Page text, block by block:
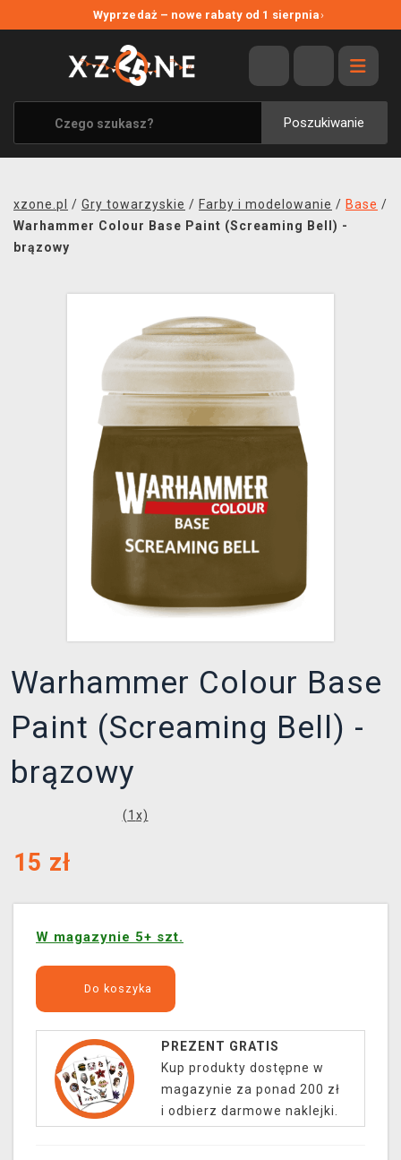
Wyprzedaż – nowe rabaty od 1 sierpnia›
Poszukiwanie
WYPRZEDAŻ
WSZYSTKIE MARKI
XZONE ORIGINALS
UBRANIA I AKCESORIA
SOUNDTRACKI
XZONE KLUB
xzone.pl / Gry towarzyskie / Farby i modelowanie / Base /
Warhammer Colour Base Paint (Screaming Bell) -
brązowy
Warhammer Colour Base
Paint (Screaming Bell) -
brązowy
(1 x)
15 zł
W magazynie 5+ szt.
Do koszyka
PREZENT GRATIS
Kup produkty dostępne w
magazynie za ponad 200 zł
i odbierz darmowe naklejki.